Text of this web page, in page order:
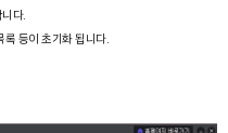
다.
록 등이 초기화 됩니다.